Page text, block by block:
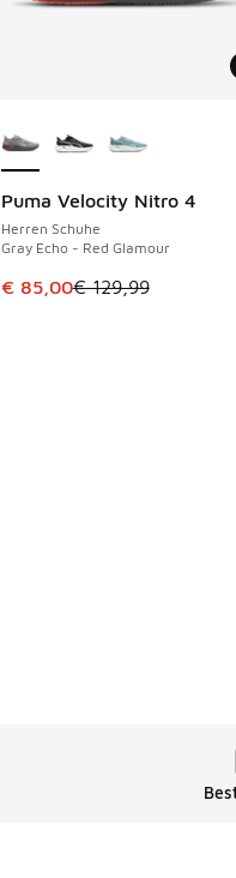
Puma Velocity Nitro 4
Herren Schuhe
Gray Echo - Red Glamour
Dieser Artikel ist im Sale.
€ 85,00€ 129,99
SPARE 44 €